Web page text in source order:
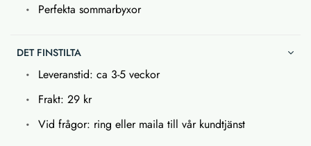
Perfekta sommarbyxor
DET FINSTILTA
Leveranstid: ca 3-5 veckor
Frakt: 29 kr
Vid frågor: ring eller maila till vår kundtjänst